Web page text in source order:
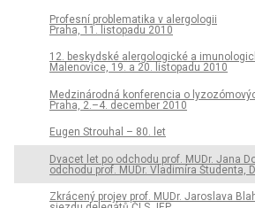
Profesní problematika v alergologii
Praha, 11. listopadu 2010
12. beskydské alergologické a
Malenovice, 19. a 20. listopadu 2010
Medzinárodná konferencia o
Praha, 2.–4. december 2010
Eugen Strouhal – 80. let
Dvacet let po odchodu prof. MUDr. Jana
odchodu prof. MUDr. Vladimíra Študenta,
Zkrácený projev prof. MUDr. Jaroslava